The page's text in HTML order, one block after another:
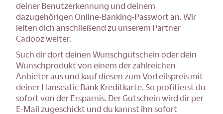
deiner Benutzerkennung und deinem
dazugehörigen Online-Banking-Passwort an. Wir
leiten dich anschließend zu unserem Partner
Cadooz weiter.
Such dir dort deinen Wunschgutschein oder dein
Wunschprodukt von einem der zahlreichen
Anbieter aus und kauf diesen zum Vorteilspreis mit
deiner Hanseatic Bank Kreditkarte. So profitierst du
sofort von der Ersparnis. Der Gutschein wird dir per
E-Mail zugeschickt und du kannst ihn sofort